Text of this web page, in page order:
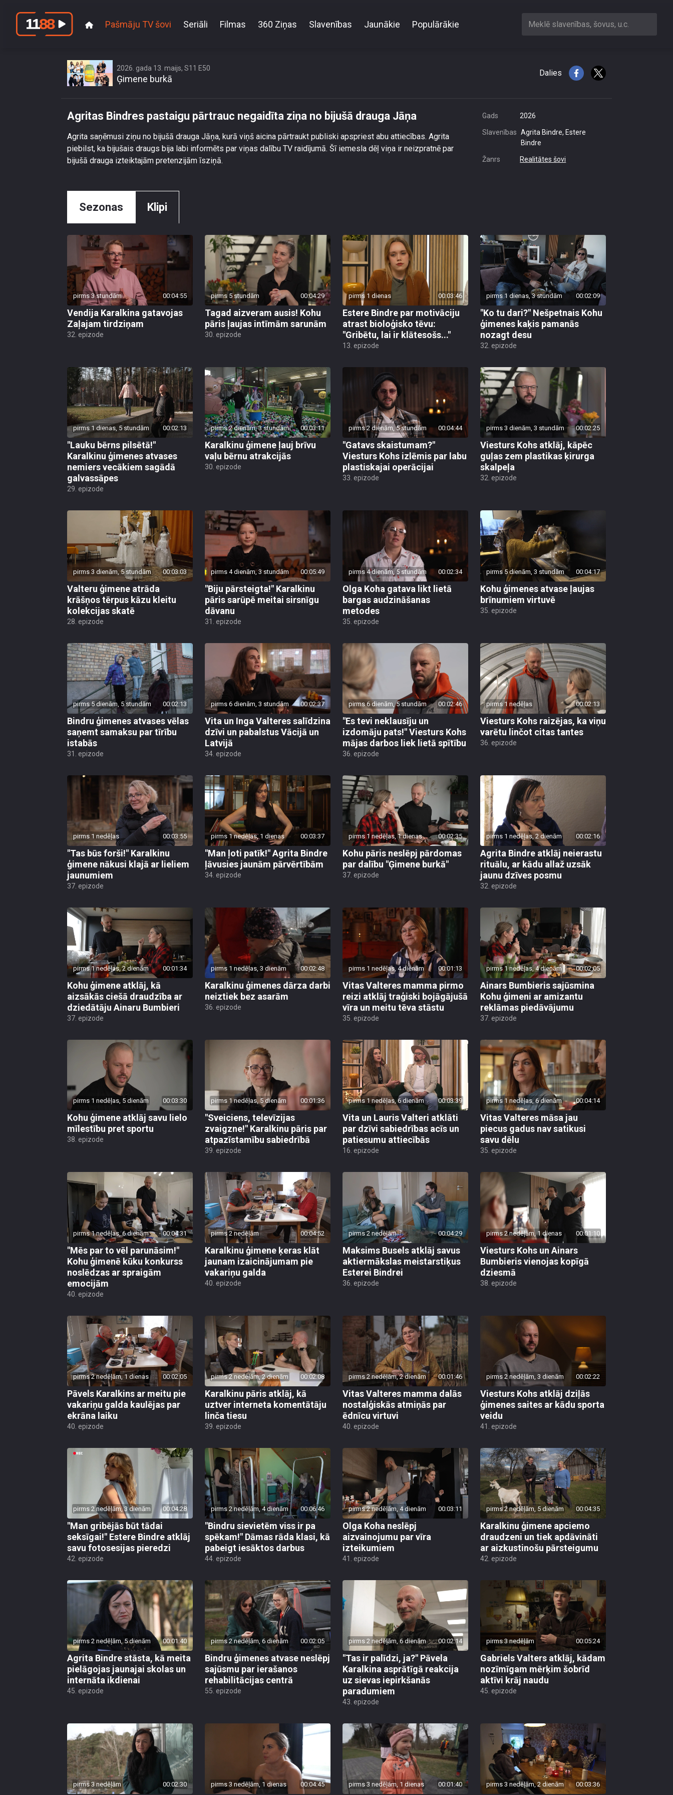
Pašmāju TV šovi Seriāli Filmas 360 Ziņas Slavenības Jaunākie Populārākie Meklē slavenības, šovus, u.c.
2026. gada 13. maijs, S11 E50
Ģimene burkā
Dalies
Agritas Bindres pastaigu pārtrauc negaidīta ziņa no bijušā drauga Jāņa
Agrita saņēmusi ziņu no bijušā drauga Jāņa, kurā viņš aicina pārtraukt publiski apspriest abu attiecības. Agrita
piebilst, ka bijušais draugs bija labi informēts par viņas dalību TV raidījumā. Šī iemesla dēļ viņa ir neizpratnē par
bijušā drauga izteiktajām pretenzijām īsziņā.
Gads 2026
Slavenības Agrita Bindre, Estere
Bindre
Žanrs Realitātes šovi
Sezonas Klipi
pirms 3 stundām 00:04:55
Vendija Karalkina gatavojas
Zaļajam tirdziņam
32. epizode
pirms 5 stundām 00:04:29
Tagad aizveram ausis! Kohu
pāris ļaujas intīmām sarunām
30. epizode
pirms 1 dienas 00:03:46
Estere Bindre par motivāciju
atrast bioloģisko tēvu:
"Gribētu, lai ir klātesošs..."
13. epizode
pirms 1 dienas, 3 stundām 00:02:09
"Ko tu dari?" Nešpetnais Kohu
ģimenes kaķis pamanās
nozagt desu
32. epizode
pirms 1 dienas, 5 stundām 00:02:13
"Lauku bērns pilsētā!"
Karalkinu ģimenes atvases
nemiers vecākiem sagādā
galvassāpes
29. epizode
pirms 2 dienām, 3 stundām 00:03:11
Karalkinu ģimene ļauj brīvu
vaļu bērnu atrakcijās
30. epizode
pirms 2 dienām, 5 stundām 00:04:44
"Gatavs skaistumam?"
Viesturs Kohs izlēmis par labu
plastiskajai operācijai
33. epizode
pirms 3 dienām, 3 stundām 00:02:25
Viesturs Kohs atklāj, kāpēc
guļas zem plastikas ķirurga
skalpeļa
32. epizode
pirms 3 dienām, 5 stundām 00:03:03
Valteru ģimene atrāda
krāšņos tērpus kāzu kleitu
kolekcijas skatē
28. epizode
pirms 4 dienām, 3 stundām 00:05:49
"Biju pārsteigta!" Karalkinu
pāris sarūpē meitai sirsnīgu
dāvanu
31. epizode
pirms 4 dienām, 5 stundām 00:02:34
Olga Koha gatava likt lietā
bargas audzināšanas
metodes
35. epizode
pirms 5 dienām, 3 stundām 00:04:17
Kohu ģimenes atvase ļaujas
brīnumiem virtuvē
35. epizode
pirms 5 dienām, 5 stundām 00:02:13
Bindru ģimenes atvases vēlas
saņemt samaksu par tīrību
istabās
31. epizode
pirms 6 dienām, 3 stundām 00:02:37
Vita un Inga Valteres salīdzina
dzīvi un pabalstus Vācijā un
Latvijā
34. epizode
pirms 6 dienām, 5 stundām 00:02:46
"Es tevi neklausīju un
izdomāju pats!" Viesturs Kohs
mājas darbos liek lietā spītību
36. epizode
pirms 1 nedēļas 00:02:13
Viesturs Kohs raizējas, ka viņu
varētu linčot citas tantes
36. epizode
pirms 1 nedēļas 00:03:55
"Tas būs forši!" Karalkinu
ģimene nākusi klajā ar lieliem
jaunumiem
37. epizode
pirms 1 nedēļas, 1 dienas 00:03:37
"Man ļoti patīk!" Agrita Bindre
ļāvusies jaunām pārvērtībām
34. epizode
pirms 1 nedēļas, 1 dienas 00:02:35
Kohu pāris neslēpj pārdomas
par dalību "Ģimene burkā"
37. epizode
pirms 1 nedēļas, 2 dienām 00:02:16
Agrita Bindre atklāj neierastu
rituālu, ar kādu allaž uzsāk
jaunu dzīves posmu
32. epizode
pirms 1 nedēļas, 2 dienām 00:01:34
Kohu ģimene atklāj, kā
aizsākās ciešā draudzība ar
dziedātāju Ainaru Bumbieri
37. epizode
pirms 1 nedēļas, 3 dienām 00:02:48
Karalkinu ģimenes dārza darbi
neiztiek bez asarām
36. epizode
pirms 1 nedēļas, 4 dienām 00:01:13
Vitas Valteres mamma pirmo
reizi atklāj traģiski bojāgājušā
vīra un meitu tēva stāstu
35. epizode
pirms 1 nedēļas, 4 dienām 00:02:05
Ainars Bumbieris sajūsmina
Kohu ģimeni ar amizantu
reklāmas piedāvājumu
37. epizode
pirms 1 nedēļas, 5 dienām 00:03:30
Kohu ģimene atklāj savu lielo
mīlestību pret sportu
38. epizode
pirms 1 nedēļas, 5 dienām 00:01:36
"Sveiciens, televīzijas
zvaigzne!" Karalkinu pāris par
atpazīstamību sabiedrībā
39. epizode
pirms 1 nedēļas, 6 dienām 00:03:39
Vita un Lauris Valteri atklāti
par dzīvi sabiedrības acīs un
patiesumu attiecībās
16. epizode
pirms 1 nedēļas, 6 dienām 00:04:14
Vitas Valteres māsa jau
piecus gadus nav satikusi
savu dēlu
35. epizode
pirms 1 nedēļas, 6 dienām 00:04:31
"Mēs par to vēl parunāsim!"
Kohu ģimenē kūku konkurss
noslēdzas ar spraigām
emocijām
40. epizode
pirms 2 nedēļām 00:04:52
Karalkinu ģimene ķeras klāt
jaunam izaicinājumam pie
vakariņu galda
40. epizode
pirms 2 nedēļām 00:04:29
Maksims Busels atklāj savus
aktiermākslas meistarstiķus
Esterei Bindrei
36. epizode
pirms 2 nedēļām, 1 dienas 00:01:10
Viesturs Kohs un Ainars
Bumbieris vienojas kopīgā
dziesmā
38. epizode
pirms 2 nedēļām, 1 dienas 00:02:05
Pāvels Karalkins ar meitu pie
vakariņu galda kaulējas par
ekrāna laiku
40. epizode
pirms 2 nedēļām, 2 dienām 00:02:08
Karalkinu pāris atklāj, kā
uztver interneta komentātāju
linča tiesu
39. epizode
pirms 2 nedēļām, 2 dienām 00:01:46
Vitas Valteres mamma dalās
nostalģiskās atmiņās par
ēdnīcu virtuvi
40. epizode
pirms 2 nedēļām, 3 dienām 00:02:22
Viesturs Kohs atklāj dziļās
ģimenes saites ar kādu sporta
veidu
41. epizode
pirms 2 nedēļām, 3 dienām 00:04:28
"Man gribējās būt tādai
seksīgai!" Estere Bindre atklāj
savu fotosesijas pieredzi
42. epizode
pirms 2 nedēļām, 4 dienām 00:06:46
"Bindru sievietēm viss ir pa
spēkam!" Dāmas rāda klasi, kā
pabeigt iesāktos darbus
44. epizode
pirms 2 nedēļām, 4 dienām 00:03:11
Olga Koha neslēpj
aizvainojumu par vīra
izteikumiem
41. epizode
pirms 2 nedēļām, 5 dienām 00:04:35
Karalkinu ģimene apciemo
draudzeni un tiek apdāvināti
ar aizkustinošu pārsteigumu
42. epizode
pirms 2 nedēļām, 5 dienām 00:01:40
Agrita Bindre stāsta, kā meita
pielāgojas jaunajai skolas un
internāta ikdienai
45. epizode
pirms 2 nedēļām, 6 dienām 00:02:05
Bindru ģimenes atvase neslēpj
sajūsmu par ierašanos
rehabilitācijas centrā
55. epizode
pirms 2 nedēļām, 6 dienām 00:02:14
"Tas ir palīdzi, ja?" Pāvela
Karalkina asprātīgā reakcija
uz sievas iepirkšanās
paradumiem
43. epizode
pirms 3 nedēļām 00:05:24
Gabriels Valters atklāj, kādam
nozīmīgam mērķim šobrīd
aktīvi krāj naudu
45. epizode
pirms 3 nedēļām 00:02:30 pirms 3 nedēļām, 1 dienas 00:04:45 pirms 3 nedēļām, 1 dienas 00:01:40 pirms 3 nedēļām, 2 dienām 00:03:36